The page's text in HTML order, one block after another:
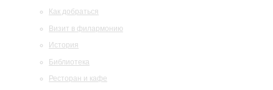
Как добраться
Визит в филармонию
История
Библиотека
Ресторан и кафе